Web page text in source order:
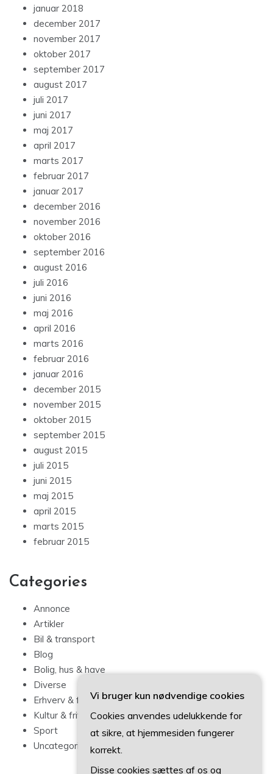
januar 2018
december 2017
november 2017
oktober 2017
september 2017
august 2017
juli 2017
juni 2017
maj 2017
april 2017
marts 2017
februar 2017
januar 2017
december 2016
november 2016
oktober 2016
september 2016
august 2016
juli 2016
juni 2016
maj 2016
april 2016
marts 2016
februar 2016
januar 2016
december 2015
november 2015
oktober 2015
september 2015
august 2015
juli 2015
juni 2015
maj 2015
april 2015
marts 2015
februar 2015
Categories
Annonce
Artikler
Bil & transport
Blog
Bolig, hus & have
Diverse
Erhverv & forbrug
Kultur & fritid
Sport
Uncategorized
Vi bruger kun nødvendige cookies
Cookies anvendes udelukkende for
at sikre, at hjemmesiden fungerer
korrekt.
Disse cookies sættes af os og